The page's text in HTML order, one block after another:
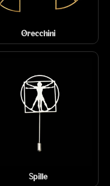
Orecchini
Spille